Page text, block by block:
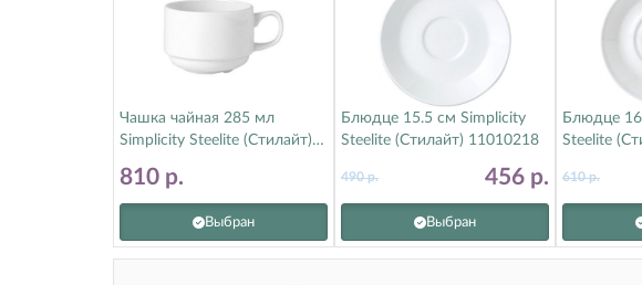
Чашка чайная 285 мл
Simplicity Steelite (Стилайт)
810 р.
Выбран
Блюдце 15.5 см Simplicity
Steelite (Стилайт) 11010218
456 р.
490р.
Выбран
Блюдце
Steelite
610р.